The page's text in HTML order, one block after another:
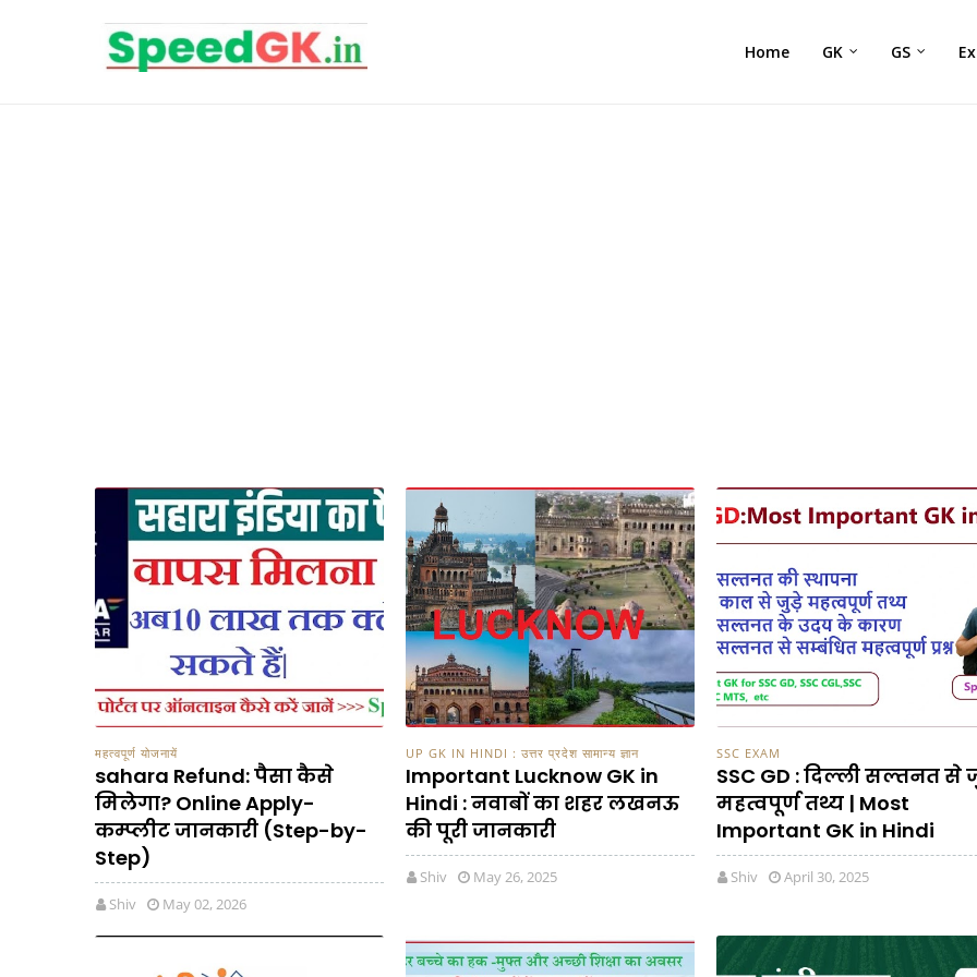
Home GK GS
महत्वपूर्ण योजनायें
sahara Refund: पैसा कैसे
मिलेगा? Online Apply-
कम्प्लीट जानकारी (Step-by-
Step)
Shiv May 02, 2026
UP GK IN HINDI : उत्तर प्रदेश सामान्य ज्ञान
Important Lucknow GK in
Hindi : नवाबों का शहर लखनऊ
की पूरी जानकारी
Shiv May 26, 2025
SSC EXAM
SSC GD : दिल्ली सल्तनत से
महत्वपूर्ण तथ्य | Most
Important GK in Hindi
Shiv April 30, 2025